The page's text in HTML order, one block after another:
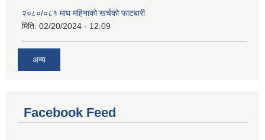
२०८०/०८१ माघ महिनाको खर्चको फाटबारी
मिति: 02/20/2024 - 12:09
अन्य
Facebook Feed